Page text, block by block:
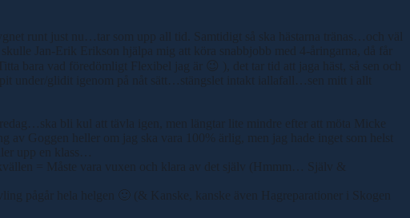
runt just nu…tar som upp all tid. Samtidigt så ska hästarna tränas…och väl
Jan-Erik Erikson hjälpa mig att köra snabbjobb med 4-åringarna, då får
bara vad föredömligt Flexibel jag är 😉 ), det tar tid att jaga häst, så sen och
under/glidit igenom på nåt sätt…stängslet intakt iallafall…sen mitt i allt
bli kul att tävla igen, men längtar lite mindre efter att möta Micke
Goggen heller om jag ska vara 100% ärlig, men jag hade inget som helst
upp en klass…
= Måste vara vuxen och klara av det själv (Hmmm… Själv &
pågår hela helgen 🙂 (& Kanske, kanske även Hagreparationer i Skogen